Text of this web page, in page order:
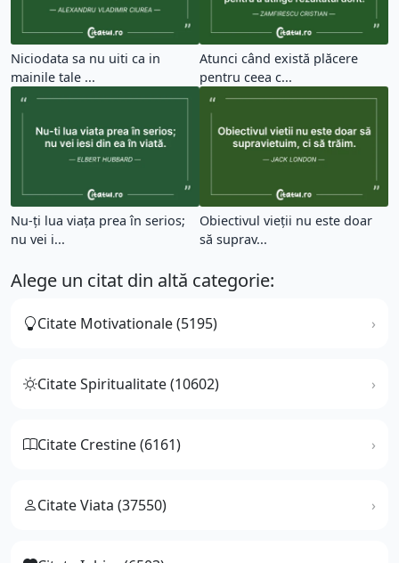
Niciodata sa nu uiti ca in
mainile tale ...
Atunci când există plăcere
pentru ceea c...
Nu-ți lua viața prea în serios;
nu vei i...
Obiectivul vieții nu este doar
să suprav...
Alege un citat din altă categorie:
Citate Motivationale (5195)
Citate Spiritualitate (10602)
Citate Crestine (6161)
Citate Viata (37550)